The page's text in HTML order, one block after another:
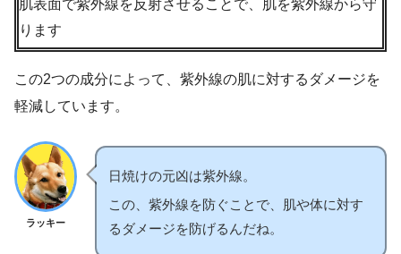
肌表面で紫外線を反射させることで、肌を紫外線から守
ります
この2つの成分によって、紫外線の肌に対するダメージを
軽減しています。
ラッキー
日焼けの元凶は紫外線。
この、紫外線を防ぐことで、肌や体に対す
るダメージを防げるんだね。